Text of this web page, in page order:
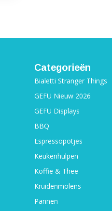
Categorieën
Bialetti Stranger Things
GEFU Nieuw 2026
GEFU Displays
BBQ
Espressopotjes
Keukenhulpen
Koffie & Thee
Kruidenmolens
Pannen